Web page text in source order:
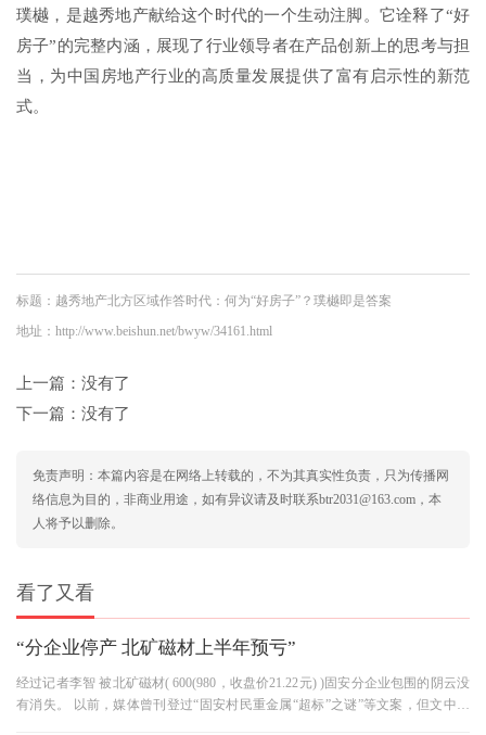
璞樾，是越秀地产献给这个时代的一个生动注脚。它诠释了“好
房子”的完整内涵，展现了行业领导者在产品创新上的思考与担
当，为中国房地产行业的高质量发展提供了富有启示性的新范
式。
标题：越秀地产北方区域作答时代：何为“好房子”？璞樾即是答案
地址：http://www.beishun.net/bwyw/34161.html
上一篇：没有了
下一篇：没有了
免责声明：本篇内容是在网络上转载的，不为其真实性负责，只为传播网
络信息为目的，非商业用途，如有异议请及时联系btr2031@163.com，本
人将予以删除。
看了又看
“分企业停产 北矿磁材上半年预亏”
经过记者李智 被北矿磁材( 600(980，收盘价21.22元) )固安分企业包围的阴云没
有消失。 以前，媒体曾刊登过“固安村民重金属“超标”之谜”等文案，但文中记